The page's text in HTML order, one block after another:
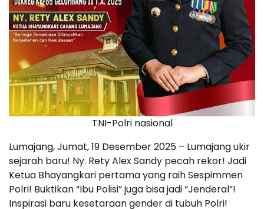
TNI-Polri nasional
Lumajang, Jumat, 19 Desember 2025 – Lumajang ukir
sejarah baru! Ny. Rety Alex Sandy pecah rekor! Jadi
Ketua Bhayangkari pertama yang raih Sespimmen
Polri! Buktikan “Ibu Polisi” juga bisa jadi “Jenderal”!
Inspirasi baru kesetaraan gender di tubuh Polri!